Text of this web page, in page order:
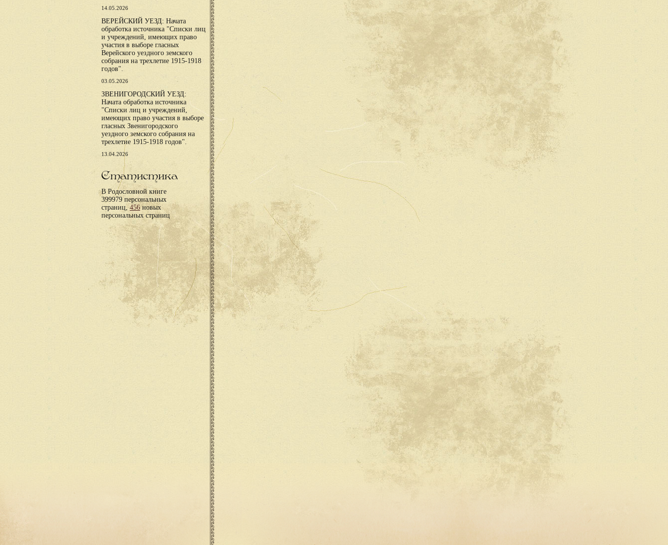
14.05.2026
ВЕРЕЙСКИЙ УЕЗД: Начата
обработка источника "Списки лиц
и учреждений, имеющих право
участия в выборе гласных
Верейского уездного земского
собрания на трехлетие 1915-1918
годов".
03.05.2026
ЗВЕНИГОРОДСКИЙ УЕЗД:
Начата обработка источника
"Списки лиц и учреждений,
имеющих право участия в выборе
гласных Звенигородского
уездного земского собрания на
трехлетие 1915-1918 годов".
13.04.2026
Статистика
В Родословной книге
399979 персональных
страниц,456новых
персональных страниц